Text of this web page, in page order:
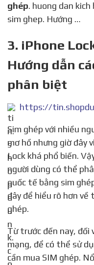
ghép. huong dan
sim ghep. Hướng …
3. iPhone
Hướng dẫn
phân biệt
Sim ghép với nhiều người thì khái niệm vẫn còn xa lạ,
mơ hồ nhưng giờ đây
Lock khá phổ biến.
người dùng có thể
quốc tế bằng sim
đây để hiểu rõ hơn
ghép.
Từ trước đến nay, đối với một chiếc iPhone khóa
mạng, để có thể sử
cần mua SIM ghép.